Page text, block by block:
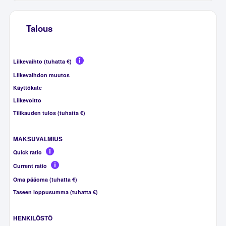
Talous
Liikevaihto (tuhatta €)
Liikevaihdon muutos
Käyttökate
Liikevoitto
Tilikauden tulos (tuhatta €)
MAKSUVALMIUS
Quick ratio
Current ratio
Oma pääoma (tuhatta €)
Taseen loppusumma (tuhatta €)
HENKILÖSTÖ